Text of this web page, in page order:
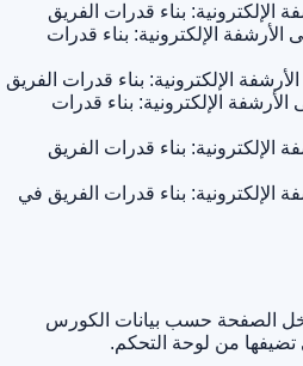
بناء قدرات الفريق
الإلكترونية: بناء قدرات
الإلكترونية: بناء قدرات الفريق
الإلكترونية: بناء قدرات
بناء قدرات الفريق
بناء قدرات الفريق في
الصفحة حسب بيانات الكورس
تضيفها من لوحة التحكم.